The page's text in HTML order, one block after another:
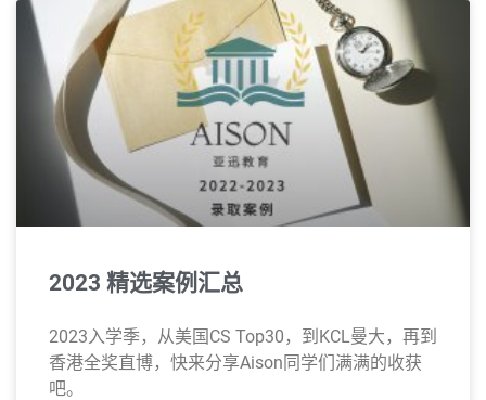
2023 精选案例汇总
2023入学季，从美国CS Top30，到KCL曼大，再到
香港全奖直博，快来分享Aison同学们满满的收获
吧。